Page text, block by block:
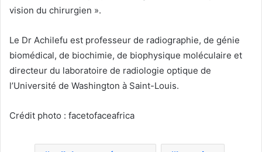
vision du chirurgien ».
Le Dr Achilefu est professeur de radiographie, de génie
biomédical, de biochimie, de biophysique moléculaire et
directeur du laboratoire de radiologie optique de
l’Université de Washington à Saint-Louis.
Crédit photo : facetofaceafrica